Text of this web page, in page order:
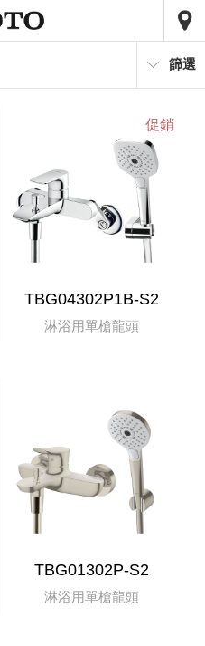
篩選
TBG04302P1B-S2
淋浴用單槍龍頭
TBG01302P-S2
淋浴用單槍龍頭